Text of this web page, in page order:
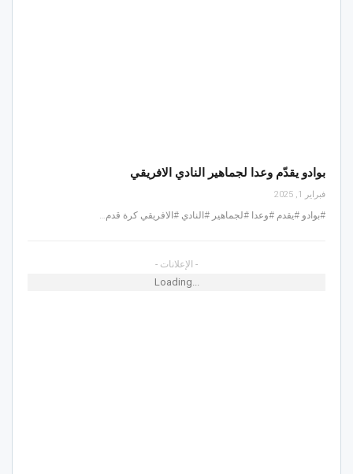
بوادو يقدّم وعدا لجماهير النادي الافريقي
فبراير 1, 2025
#بوادو #يقدم #وعدا #لجماهير #النادي #الافريقي كرة قدم…
- الإعلانات -
Loading...